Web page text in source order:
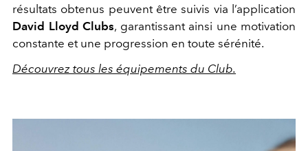
résultats obtenus peuvent être suivis via l’application
David Lloyd Clubs, garantissant ainsi une motivation
constante et une progression en toute sérénité.
Découvrez tous les équipements du Club.